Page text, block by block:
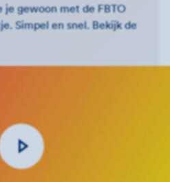
je gewoon met de FBTO
Simpel en snel. Bekijk de